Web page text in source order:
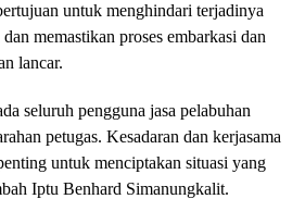
untuk menghindari terjadinya
memastikan proses embarkasi dan
lancar.
seluruh pengguna jasa pelabuhan
petugas. Kesadaran dan kerjasama
untuk menciptakan situasi yang
Iptu Benhard Simanungkalit.